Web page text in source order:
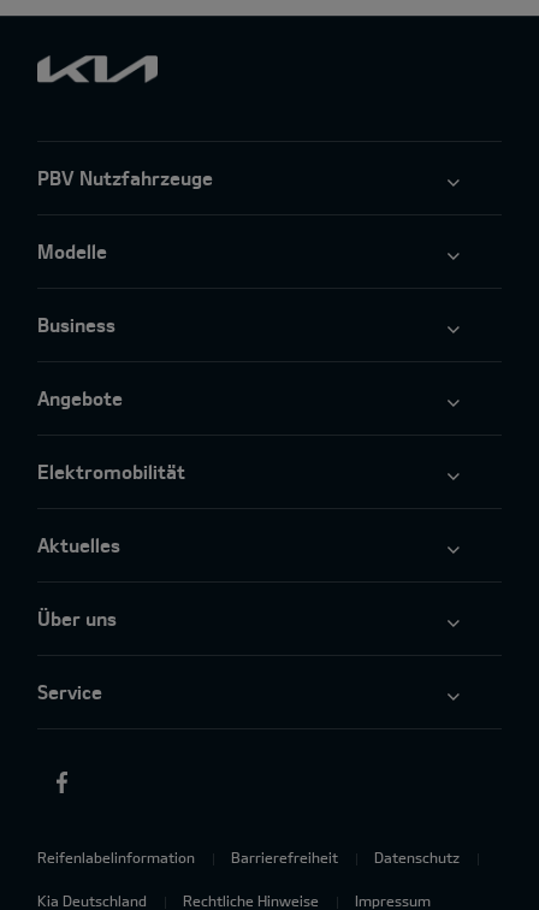
PBV Nutzfahrzeuge
Modelle
Business
Angebote
Elektromobilität
Aktuelles
Über uns
Service
Reifenlabelinformation Barrierefreiheit Datenschutz
Kia Deutschland Rechtliche Hinweise Impressum